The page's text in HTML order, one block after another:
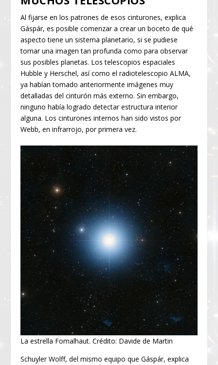
Al fijarse en los patrones de esos cinturones, explica
Gáspár, es posible comenzar a crear un boceto de qué
aspecto tiene un sistema planetario, si se pudiese
tomar una imagen tan profunda como para observar
sus posibles planetas. Los telescopios espaciales
Hubble y Herschel, así como el radiotelescopio ALMA,
ya habían tomado anteriormente imágenes muy
detalladas del cinturón más externo. Sin embargo,
ninguno había logrado detectar estructura interior
alguna. Los cinturones internos han sido vistos por
Webb, en infrarrojo, por primera vez.
La estrella Fomalhaut. Crédito: Davide de Martin
Schuyler Wolff, del mismo equipo que Gáspár, explica